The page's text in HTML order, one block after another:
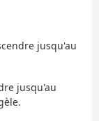
jusqu'au
jusqu'au